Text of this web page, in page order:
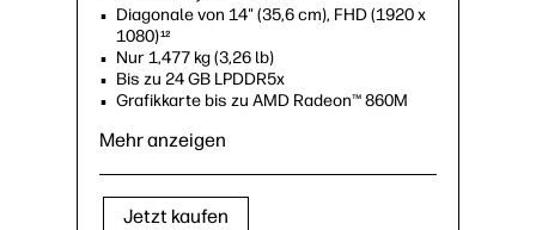
Diagonale von 14" (35,6 cm), FHD (1920 x
1080)12
Nur 1,477 kg (3,26 lb)
Bis zu 24 GB LPDDR5x
Grafikkarte bis zu AMD Radeon™ 860M
Mehr anzeigen
Jetzt kaufen